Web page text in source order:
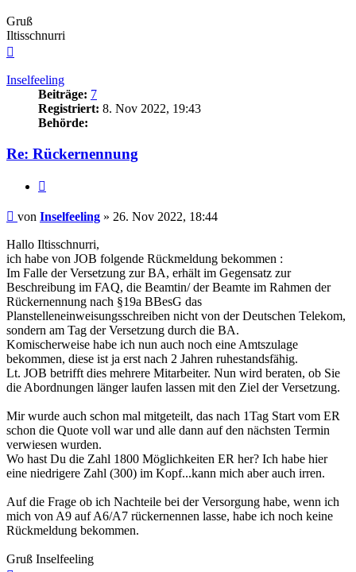
Gruß
Iltisschnurri
Inselfeeling
Beiträge: 7
Registriert: 8. Nov 2022, 19:43
Behörde:
Re: Rückernennung
Beitrag
von Inselfeeling » 26. Nov 2022, 18:44
Hallo Iltisschnurri,
ich habe von JOB folgende Rückmeldung bekommen :
Im Falle der Versetzung zur BA, erhält im Gegensatz zur
Beschreibung im FAQ, die Beamtin/ der Beamte im Rahmen der
Rückernennung nach §19a BBesG das
Planstelleneinweisungsschreiben nicht von der Deutschen Telekom,
sondern am Tag der Versetzung durch die BA.
Komischerweise habe ich nun auch noch eine Amtszulage
bekommen, diese ist ja erst nach 2 Jahren ruhestandsfähig.
Lt. JOB betrifft dies mehrere Mitarbeiter. Nun wird beraten, ob Sie
die Abordnungen länger laufen lassen mit den Ziel der Versetzung.
Mir wurde auch schon mal mitgeteilt, das nach 1Tag Start vom ER
schon die Quote voll war und alle dann auf den nächsten Termin
verwiesen wurden.
Wo hast Du die Zahl 1800 Möglichkeiten ER her? Ich habe hier
eine niedrigere Zahl (300) im Kopf...kann mich aber auch irren.
Auf die Frage ob ich Nachteile bei der Versorgung habe, wenn ich
mich von A9 auf A6/A7 rückernennen lasse, habe ich noch keine
Rückmeldung bekommen.
Gruß Inselfeeling